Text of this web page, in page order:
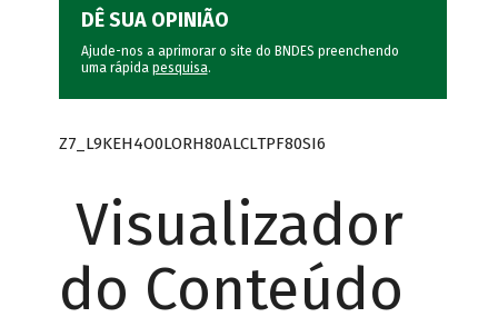
DÊ SUA OPINIÃO
Ajude-nos a aprimorar o site do BNDES preenchendo
uma rápida pesquisa.
Z7_L9KEH4O0LORH80ALCLTPF80SI6
Visualizador
do Conteúdo